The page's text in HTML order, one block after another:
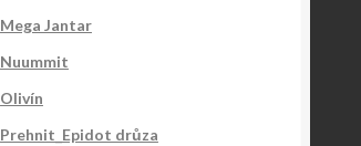
Mega Jantar
Nuummit
Olivín
Prehnit_Epidot drůza